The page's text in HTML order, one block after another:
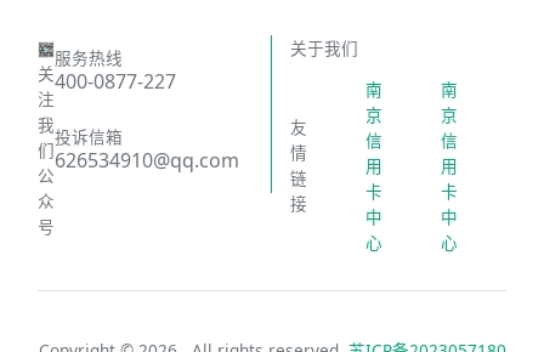
关
注
我
们
公
众
号
服务热线
400-0877-227
投诉信箱
626534910@qq.com
关于我们
友
情
链
接
南
京
信
用
卡
中
心
南
京
信
用
卡
中
心